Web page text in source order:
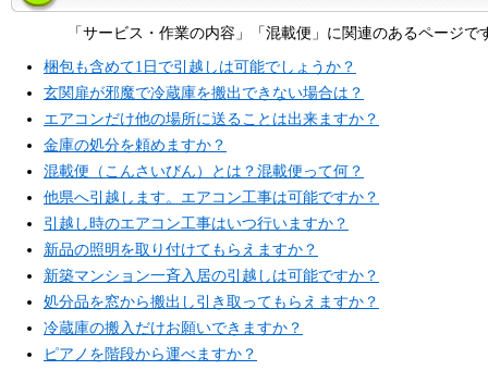
「サービス・作業の内容」「混載便」に関連のあるページで
梱包も含めて1日で引越しは可能でしょうか？
玄関扉が邪魔で冷蔵庫を搬出できない場合は？
エアコンだけ他の場所に送ることは出来ますか？
金庫の処分を頼めますか？
混載便（こんさいびん）とは？混載便って何？
他県へ引越します。エアコン工事は可能ですか？
引越し時のエアコン工事はいつ行いますか？
新品の照明を取り付けてもらえますか？
新築マンション一斉入居の引越しは可能ですか？
処分品を窓から搬出し引き取ってもらえますか？
冷蔵庫の搬入だけお願いできますか？
ピアノを階段から運べますか？